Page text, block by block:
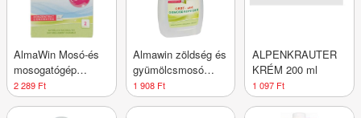
AlmaWin Mosó-és
mosogatógép
tisztító
koncentrátum
2 289 Ft
Almawin zöldség és
gyümölcsmosó
koncentrátum 500
ml
1 908 Ft
ALPENKRAUTER
KRÉM 200 ml
1 097 Ft